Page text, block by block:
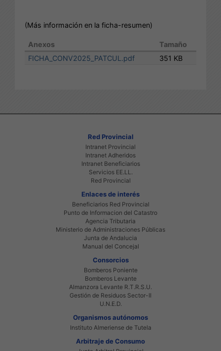
(Más información en la ficha-resumen)
Anexos
Tamaño
FICHA_CONV2025_PATCUL.pdf
351 KB
Red Provincial
Intranet Provincial
Intranet Adheridos
Intranet Beneficiarios
Servicios EE.LL.
Red Provincial
Enlaces de interés
Beneficiarios Red Provincial
Punto de Informacion del Catastro
Agencia Tributaria
Ministerio de Administraciones Públicas
Junta de Andalucia
Manual del Concejal
Consorcios
Bomberos Poniente
Bomberos Levante
Almanzora Levante R.T.R.S.U.
Gestión de Residuos Sector-II
U.N.E.D.
Organismos autónomos
Instituto Almeriense de Tutela
Arbitraje de Consumo